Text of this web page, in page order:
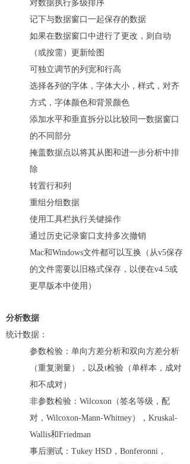
对数据执行多级排序
记下与数据窗口一起保存的数据
如果在数据窗口中进行了更改，则自动
（或按需）更新绘图
可独立调节的列宽和行高
选择各列的字体，字体大小，样式，对齐
方式，字体颜色和背景颜色
添加水平和垂直拆分以比较同一数据窗口
的不同部分
掩盖数据点以将其从图和进一步分析中排
除
转置行和列
重组分组数据
使用工具栏执行关键操作
通过历史记录窗口支持多次撤销
Mac和Windows文件都可以互换（从v5保存
的文件需要以旧格式保存，以便在v4.5或
更早版本中使用）
分析数据
统计数据：
参数检验：单向方差分析和双向方差分析
（重复测量），以及t检验（单样本，成对
和不成对）
非参数检验：Wilcoxon（签名等级，配
对，Wilcoxon-Mann-Whitney），Kruskal-
Wallis和Friedman
事后测试：Tukey HSD，Bonferonni，